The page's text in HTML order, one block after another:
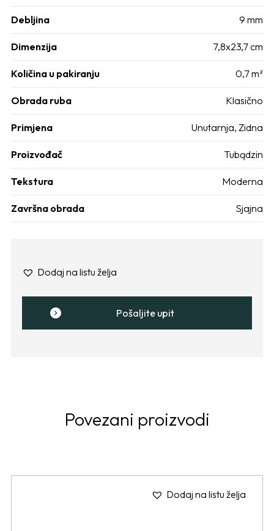
Debljina 9 mm
Dimenzija 7,8x23,7 cm
Količina u pakiranju 0,7 m²
Obrada ruba Klasično
Primjena Unutarnja, Zidna
Proizvođač Tubądzin
Tekstura Moderna
Završna obrada Sjajna
Dodaj na listu želja
Pošaljite upit
Povezani proizvodi
Dodaj na listu želja